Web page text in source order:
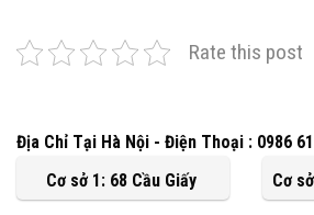
Rate this post
Địa Chỉ Tại Hà Nội - Điện Thoại : 0986
Cơ sở 1: 68 Cầu Giấy
Cơ